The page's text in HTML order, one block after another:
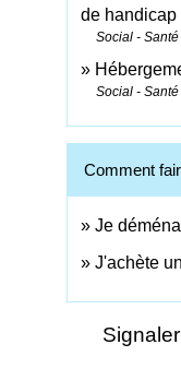
de handicap
Social - Santé
Social - Santé
Comment
Je
J'achète